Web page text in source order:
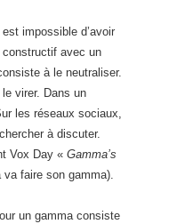
est impossible d’avoir
constructif avec un
à le neutraliser.
virer. Dans un
les réseaux sociaux,
à discuter.
Vox Day « Gamma’s
va faire son gamma).
un gamma consiste